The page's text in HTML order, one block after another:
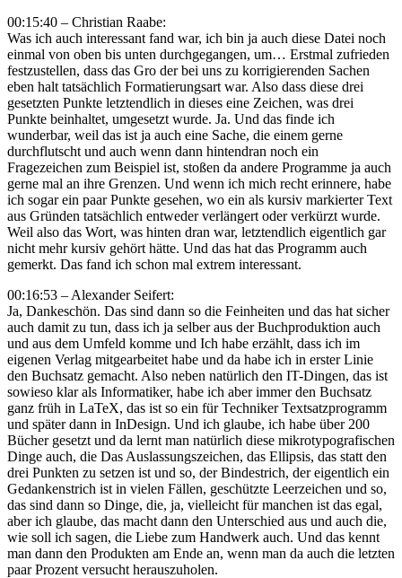
00:15:40 – Christian Raabe:
Was ich auch interessant fand war, ich bin ja auch diese Datei noch
einmal von oben bis unten durchgegangen, um… Erstmal zufrieden
festzustellen, dass das Gro der bei uns zu korrigierenden Sachen
eben halt tatsächlich Formatierungsart war. Also dass diese drei
gesetzten Punkte letztendlich in dieses eine Zeichen, was drei
Punkte beinhaltet, umgesetzt wurde. Ja. Und das finde ich
wunderbar, weil das ist ja auch eine Sache, die einem gerne
durchflutscht und auch wenn dann hintendran noch ein
Fragezeichen zum Beispiel ist, stoßen da andere Programme ja auch
gerne mal an ihre Grenzen. Und wenn ich mich recht erinnere, habe
ich sogar ein paar Punkte gesehen, wo ein als kursiv markierter Text
aus Gründen tatsächlich entweder verlängert oder verkürzt wurde.
Weil also das Wort, was hinten dran war, letztendlich eigentlich gar
nicht mehr kursiv gehört hätte. Und das hat das Programm auch
gemerkt. Das fand ich schon mal extrem interessant.
00:16:53 – Alexander Seifert:
Ja, Dankeschön. Das sind dann so die Feinheiten und das hat sicher
auch damit zu tun, dass ich ja selber aus der Buchproduktion auch
und aus dem Umfeld komme und Ich habe erzählt, dass ich im
eigenen Verlag mitgearbeitet habe und da habe ich in erster Linie
den Buchsatz gemacht. Also neben natürlich den IT-Dingen, das ist
sowieso klar als Informatiker, habe ich aber immer den Buchsatz
ganz früh in LaTeX, das ist so ein für Techniker Textsatzprogramm
und später dann in InDesign. Und ich glaube, ich habe über 200
Bücher gesetzt und da lernt man natürlich diese mikrotypografischen
Dinge auch, die Das Auslassungszeichen, das Ellipsis, das statt den
drei Punkten zu setzen ist und so, der Bindestrich, der eigentlich ein
Gedankenstrich ist in vielen Fällen, geschützte Leerzeichen und so,
das sind dann so Dinge, die, ja, vielleicht für manchen ist das egal,
aber ich glaube, das macht dann den Unterschied aus und auch die,
wie soll ich sagen, die Liebe zum Handwerk auch. Und das kennt
man dann den Produkten am Ende an, wenn man da auch die letzten
paar Prozent versucht herauszuholen.